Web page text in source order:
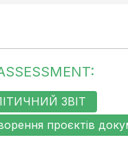
ЗВІТ
проєктів